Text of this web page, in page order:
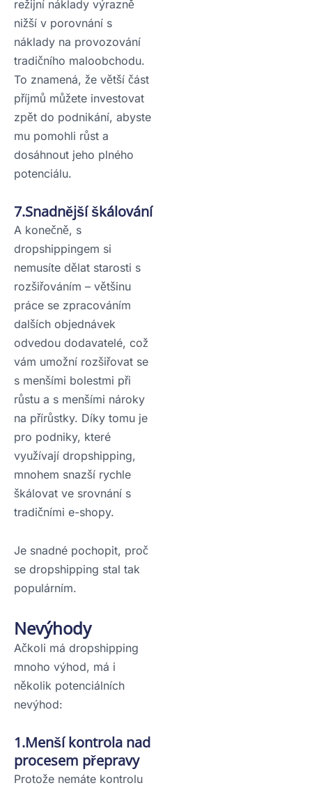
režijní náklady výrazně
nižší v porovnání s
náklady na provozování
tradičního maloobchodu.
To znamená, že větší část
příjmů můžete investovat
zpět do podnikání, abyste
mu pomohli růst a
dosáhnout jeho plného
potenciálu.
7.Snadnější škálování
A konečně, s
dropshippingem si
nemusíte dělat starosti s
rozšiřováním – většinu
práce se zpracováním
dalších objednávek
odvedou dodavatelé, což
vám umožní rozšiřovat se
s menšími bolestmi při
růstu a s menšími nároky
na přírůstky. Díky tomu je
pro podniky, které
využívají dropshipping,
mnohem snazší rychle
škálovat ve srovnání s
tradičními e-shopy.
Je snadné pochopit, proč
se dropshipping stal tak
populárním.
Nevýhody
Ačkoli má dropshipping
mnoho výhod, má i
několik potenciálních
nevýhod:
1.Menší kontrola nad
procesem přepravy
Protože nemáte kontrolu